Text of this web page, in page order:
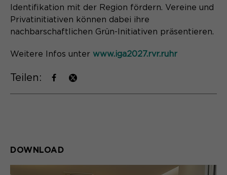
Identifikation mit der Region fördern. Vereine und
Privatinitiativen können dabei ihre
nachbarschaftlichen Grün-Initiativen präsentieren.
Weitere Infos unter www.iga2027.rvr.ruhr
Teilen:
DOWNLOAD